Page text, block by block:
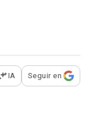
opciones para
IA Seguir en